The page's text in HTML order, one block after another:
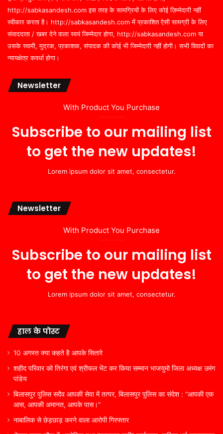
http://sabkasandesh.com इस तरह के सामग्रियों के लिए कोई ज़िम्मेदारी नहीं
स्वीकार करता है। http://sabkasandesh.com में प्रकाशित ऐसी सामग्री के लिए
संवाददाता / खबर देने वाला स्वयं जिम्मेदार होगा, http://sabkasandesh.com या
उसके स्वामी, मुद्रक, प्रकाशक, संपादक की कोई भी जिम्मेदारी नहीं होगी। सभी विवादों का
न्यायक्षेत्र कवर्धा होगा।
Newsletter
With Product You Purchase
Subscribe to our mailing list
to get the new updates!
Lorem ipsum dolor sit amet, consectetur.
Newsletter
With Product You Purchase
Subscribe to our mailing list
to get the new updates!
Lorem ipsum dolor sit amet, consectetur.
हाल के पोस्ट
10 अगस्त क्या कहते है आपके सितारे
शहीद परिवार को तिरंगा एवं श्रीफल भेंट कर किया सम्मान भाजयुमो जिला अध्यक्ष उमंग
पांडेय
बिलासपुर पुलिस सदैव आपकी सेवा में तत्पर, बिलासपुर पुलिस का संदेश : “आपकी एक
आस, आपकी अमानत, आपके पास।”
नाबालिक से छेड़छाड़ करने वाला आरोपी गिरफ्तार